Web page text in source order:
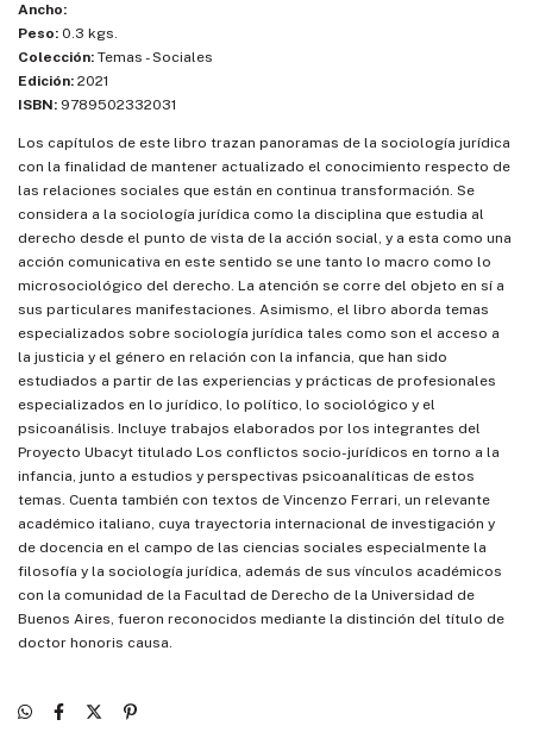
Ancho:
Peso: 0.3 kgs.
Colección: Temas - Sociales
Edición: 2021
ISBN: 9789502332031
Los capítulos de este libro trazan panoramas de la sociología jurídica
con la finalidad de mantener actualizado el conocimiento respecto de
las relaciones sociales que están en continua transformación. Se
considera a la sociología jurídica como la disciplina que estudia al
derecho desde el punto de vista de la acción social, y a esta como una
acción comunicativa en este sentido se une tanto lo macro como lo
microsociológico del derecho. La atención se corre del objeto en sí a
sus particulares manifestaciones. Asimismo, el libro aborda temas
especializados sobre sociología jurídica tales como son el acceso a
la justicia y el género en relación con la infancia, que han sido
estudiados a partir de las experiencias y prácticas de profesionales
especializados en lo jurídico, lo político, lo sociológico y el
psicoanálisis. Incluye trabajos elaborados por los integrantes del
Proyecto Ubacyt titulado Los conflictos socio-jurídicos en torno a la
infancia, junto a estudios y perspectivas psicoanalíticas de estos
temas. Cuenta también con textos de Vincenzo Ferrari, un relevante
académico italiano, cuya trayectoria internacional de investigación y
de docencia en el campo de las ciencias sociales especialmente la
filosofía y la sociología jurídica, además de sus vínculos académicos
con la comunidad de la Facultad de Derecho de la Universidad de
Buenos Aires, fueron reconocidos mediante la distinción del título de
doctor honoris causa.